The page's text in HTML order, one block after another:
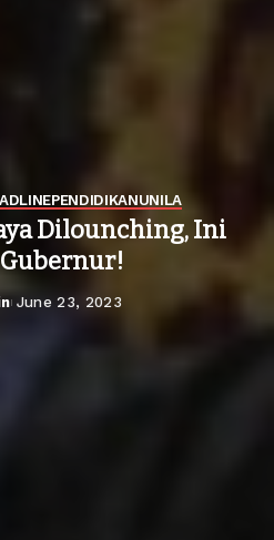
PENDIDIKANUNILA
Dilounching, Ini
Gubernur!
June 23, 2023